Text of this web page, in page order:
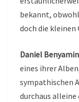
bekannt,
doch die kleinen
Daniel Benyamin
eines ihrer
sympathischen
durchaus